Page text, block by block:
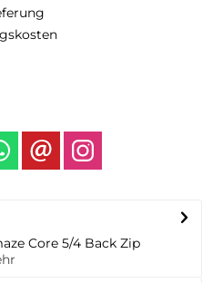
Core 5/4 Back Zip